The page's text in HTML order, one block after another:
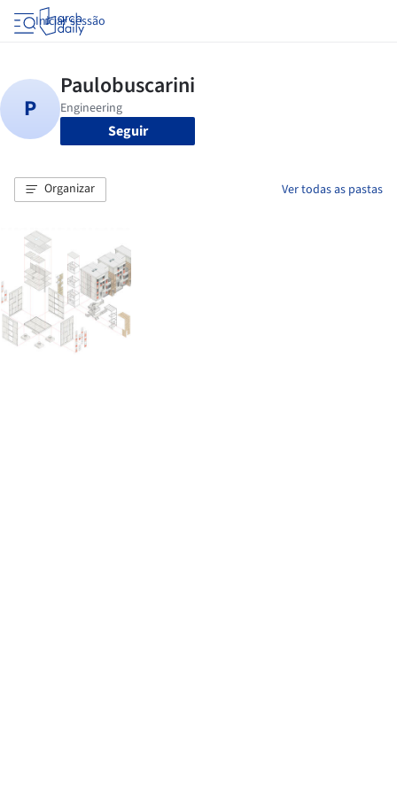
Iniciar sessão
Seguir
Organizar Ver todas as pastas